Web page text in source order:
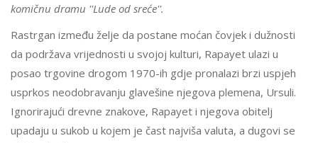
komičnu dramu ''Lude od sreće''.
Rastrgan između želje da postane moćan čovjek i dužnosti
da podržava vrijednosti u svojoj kulturi, Rapayet ulazi u
posao trgovine drogom 1970-ih gdje pronalazi brzi uspjeh
usprkos neodobravanju glavešine njegova plemena, Ursuli.
Ignorirajući drevne znakove, Rapayet i njegova obitelj
upadaju u sukob u kojem je čast najviša valuta, a dugovi se